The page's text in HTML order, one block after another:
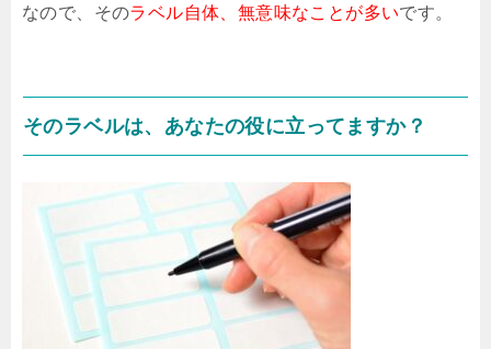
なので、そのラベル自体、無意味なことが多いです。
そのラベルは、あなたの役に立ってますか？